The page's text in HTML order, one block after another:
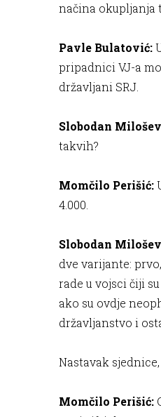
načina okupljanja
Pavle Bulatović:
pripadnici VJ-a
državljani SRJ.
Slobodan
takvih?
Momčilo Perišić:
4.000.
Slobodan
dve varijante:
rade u vojsci čiji
ako su ovdje
državljanstvo i
Nastavak sjednice,
Momčilo Perišić: